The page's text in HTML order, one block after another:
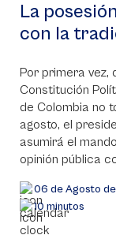
La
con la
Por primera vez,
Constitución
de Colombia no
agosto, el
asumirá el
opinión pública
06 de Agosto
10 minutos